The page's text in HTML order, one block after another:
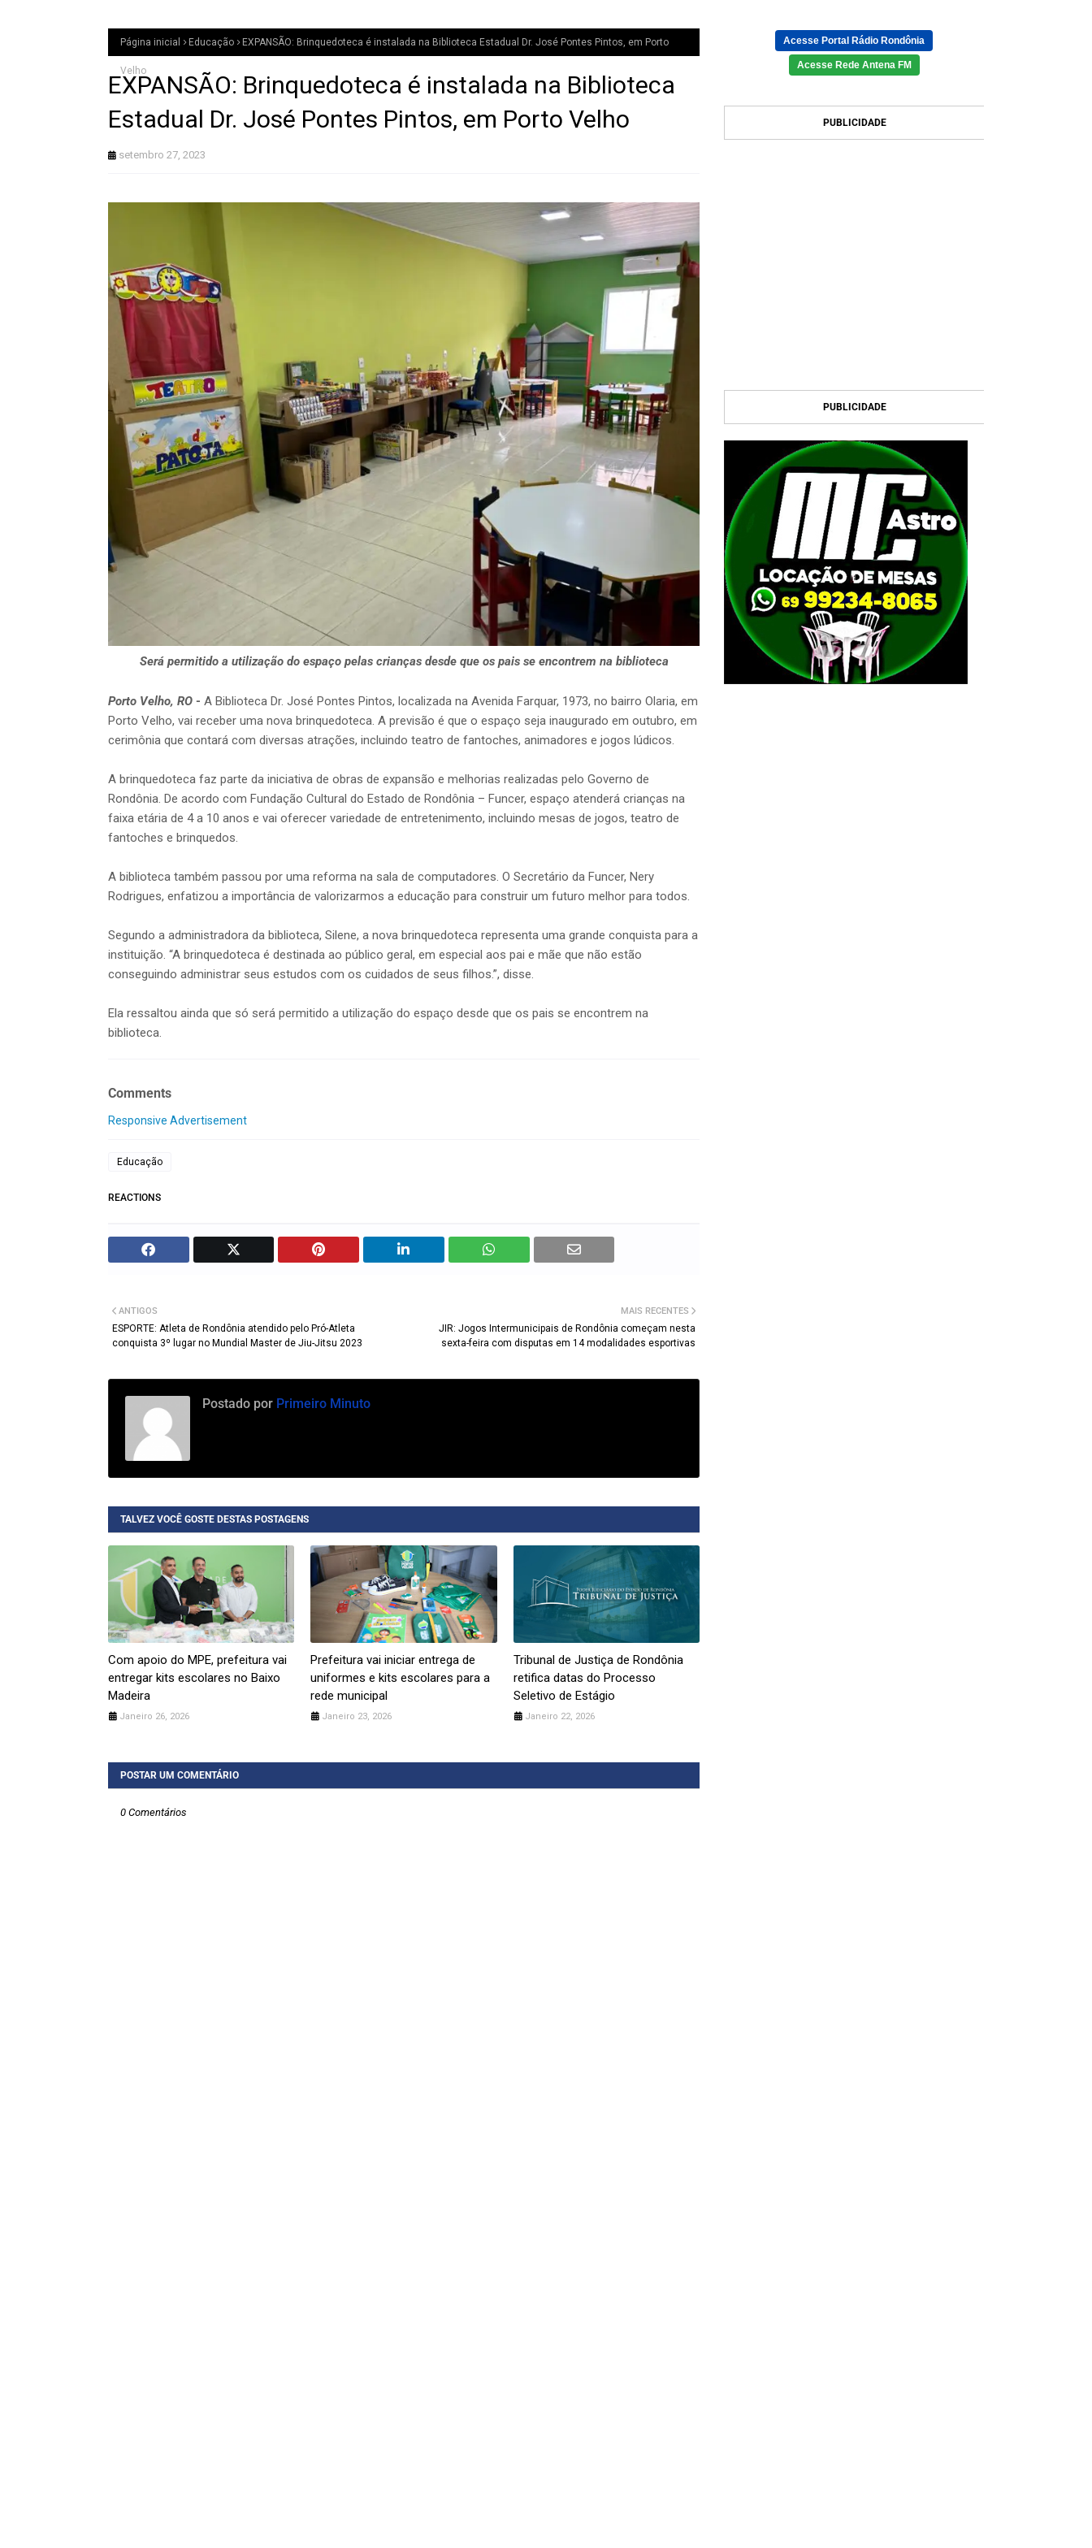
Página inicial Educação EXPANSÃO: Brinquedoteca é instalada na Biblioteca Estadual Dr. José Pontes Pintos, em Porto
Velho
EXPANSÃO: Brinquedoteca é instalada na Biblioteca
Estadual Dr. José Pontes Pintos, em Porto Velho
setembro 27, 2023
Será permitido a utilização do espaço pelas crianças desde que os pais se encontrem na biblioteca
Porto Velho, RO - A Biblioteca Dr. José Pontes Pintos, localizada na Avenida Farquar, 1973, no bairro Olaria, em
Porto Velho, vai receber uma nova brinquedoteca. A previsão é que o espaço seja inaugurado em outubro, em
cerimônia que contará com diversas atrações, incluindo teatro de fantoches, animadores e jogos lúdicos.
A brinquedoteca faz parte da iniciativa de obras de expansão e melhorias realizadas pelo Governo de
Rondônia. De acordo com Fundação Cultural do Estado de Rondônia – Funcer, espaço atenderá crianças na
faixa etária de 4 a 10 anos e vai oferecer variedade de entretenimento, incluindo mesas de jogos, teatro de
fantoches e brinquedos.
A biblioteca também passou por uma reforma na sala de computadores. O Secretário da Funcer, Nery
Rodrigues, enfatizou a importância de valorizarmos a educação para construir um futuro melhor para todos.
Segundo a administradora da biblioteca, Silene, a nova brinquedoteca representa uma grande conquista para a
instituição. “A brinquedoteca é destinada ao público geral, em especial aos pai e mãe que não estão
conseguindo administrar seus estudos com os cuidados de seus filhos.”, disse.
Ela ressaltou ainda que só será permitido a utilização do espaço desde que os pais se encontrem na
biblioteca.
Comments
Responsive Advertisement
Educação
REACTIONS
MAIS RECENTES
JIR: Jogos Intermunicipais de Rondônia começam nesta
sexta-feira com disputas em 14 modalidades esportivas
ANTIGOS
ESPORTE: Atleta de Rondônia atendido pelo Pró-Atleta
conquista 3º lugar no Mundial Master de Jiu-Jitsu 2023
Postado por Primeiro Minuto
TALVEZ VOCÊ GOSTE DESTAS POSTAGENS
Com apoio do MPE, prefeitura vai
entregar kits escolares no Baixo
Madeira
Janeiro 26, 2026
Prefeitura vai iniciar entrega de
uniformes e kits escolares para a
rede municipal
Janeiro 23, 2026
Tribunal de Justiça de Rondônia
retifica datas do Processo
Seletivo de Estágio
Janeiro 22, 2026
POSTAR UM COMENTÁRIO
0 Comentários
Acesse Portal Rádio Rondônia
Acesse Rede Antena FM
PUBLICIDADE
PUBLICIDADE